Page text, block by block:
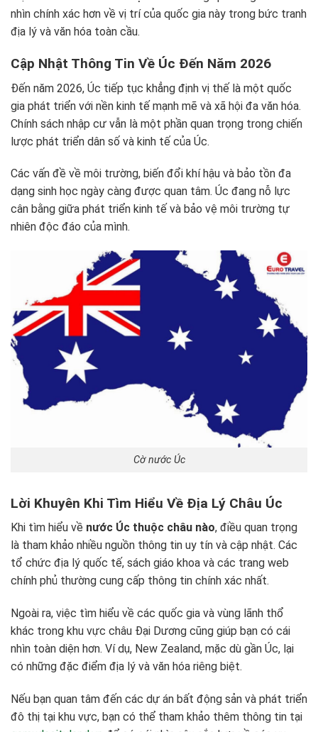
nhìn chính xác hơn về vị trí của quốc gia này trong bức tranh
địa lý và văn hóa toàn cầu.
Cập Nhật Thông Tin Về Úc Đến Năm 2026
Đến năm 2026, Úc tiếp tục khẳng định vị thế là một quốc
gia phát triển với nền kinh tế mạnh mẽ và xã hội đa văn hóa.
Chính sách nhập cư vẫn là một phần quan trọng trong chiến
lược phát triển dân số và kinh tế của Úc.
Các vấn đề về môi trường, biến đổi khí hậu và bảo tồn đa
dạng sinh học ngày càng được quan tâm. Úc đang nỗ lực
cân bằng giữa phát triển kinh tế và bảo vệ môi trường tự
nhiên độc đáo của mình.
Cờ nước Úc
Lời Khuyên Khi Tìm Hiểu Về Địa Lý Châu Úc
Khi tìm hiểu về nước Úc thuộc châu nào, điều quan trọng
là tham khảo nhiều nguồn thông tin uy tín và cập nhật. Các
tổ chức địa lý quốc tế, sách giáo khoa và các trang web
chính phủ thường cung cấp thông tin chính xác nhất.
Ngoài ra, việc tìm hiểu về các quốc gia và vùng lãnh thổ
khác trong khu vực châu Đại Dương cũng giúp bạn có cái
nhìn toàn diện hơn. Ví dụ, New Zealand, mặc dù gần Úc, lại
có những đặc điểm địa lý và văn hóa riêng biệt.
Nếu bạn quan tâm đến các dự án bất động sản và phát triển
đô thị tại khu vực, bạn có thể tham khảo thêm thông tin tại